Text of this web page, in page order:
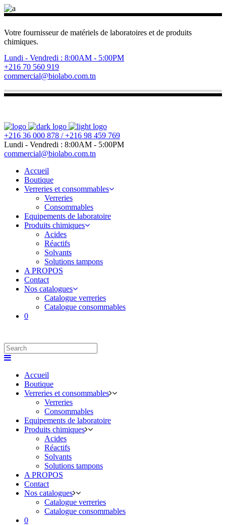
Votre fournisseur de matériels de laboratoires et de produits
chimiques.
Lundi - Vendredi : 8:00AM - 5:00PM
+216 70 560 919
commercial@biolabo.com.tn
+216 36 000 878 / +216 98 459 769
Lundi - Vendredi : 8:00AM - 5:00PM
commercial@biolabo.com.tn
Accueil
Boutique
Verreries et consommables
Verreries
Consommables
Equipements de laboratoire
Produits chimiques
Acides
Réactifs
Solvants
Solutions tampons
A PROPOS
Contact
Nos catalogues
Catalogue verreries
Catalogue consommables
0
Accueil
Boutique
Verreries et consommables
Verreries
Consommables
Equipements de laboratoire
Produits chimiques
Acides
Réactifs
Solvants
Solutions tampons
A PROPOS
Contact
Nos catalogues
Catalogue verreries
Catalogue consommables
0